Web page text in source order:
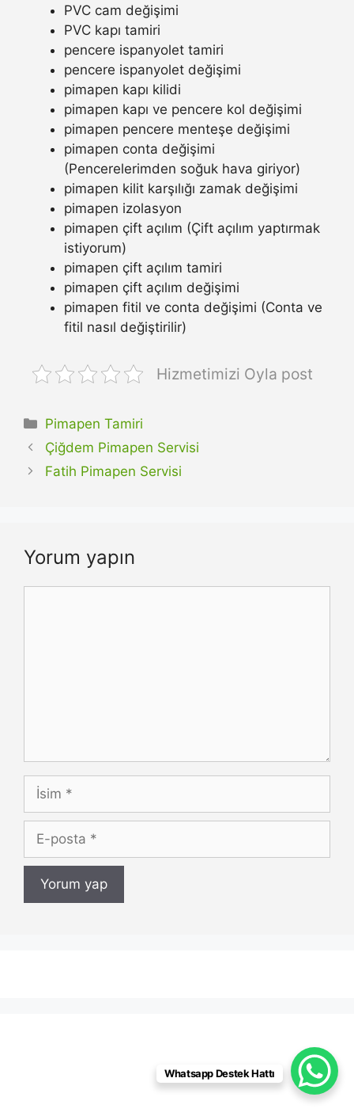
PVC cam değişimi
PVC kapı tamiri
pencere ispanyolet tamiri
pencere ispanyolet değişimi
pimapen kapı kilidi
pimapen kapı ve pencere kol değişimi
pimapen pencere menteşe değişimi
pimapen conta değişimi
(Pencerelerimden soğuk hava giriyor)
pimapen kilit karşılığı zamak değişimi
pimapen izolasyon
pimapen çift açılım (Çift açılım yaptırmak
istiyorum)
pimapen çift açılım tamiri
pimapen çift açılım değişimi
pimapen fitil ve conta değişimi (Conta ve
fitil nasıl değiştirilir)
Hizmetimizi Oyla post
Kategoriler
Pimapen Tamiri
Çiğdem Pimapen Servisi
Fatih Pimapen Servisi
Yorum yapın
İsim
posta
Whatsapp Destek Hattı